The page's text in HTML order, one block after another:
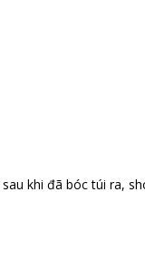
khi đã bóc túi ra,